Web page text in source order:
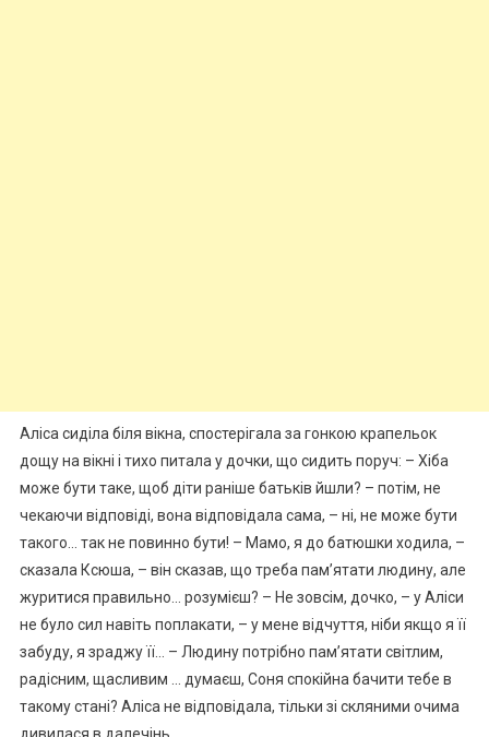
Аліса сиділа біля вікна, спостерігала за гонкою крапельок
дощу на вікні і тихо питала у дочки, що сидить поруч: – Хіба
може бути таке, щоб діти раніше батьків йшли? – потім, не
чекаючи відповіді, вона відповідала сама, – ні, не може бути
такого… так не повинно бути! – Мамо, я до батюшки ходила, –
сказала Ксюша, – він сказав, що треба пам’ятати людину, але
журитися правильно… розумієш? – Не зовсім, дочко, – у Аліси
не було сил навіть поплакати, – у мене відчуття, ніби якщо я її
забуду, я зраджу її… – Людину потрібно пам’ятати світлим,
радісним, щасливим … думаєш, Соня спокійна бачити тебе в
такому стані? Аліса не відповідала, тільки зі скляними очима